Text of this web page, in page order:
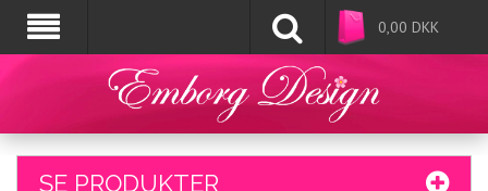
0,00 DKK
SE PRODUKTER